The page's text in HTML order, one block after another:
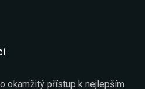
okamžitý přístup k nejlepším